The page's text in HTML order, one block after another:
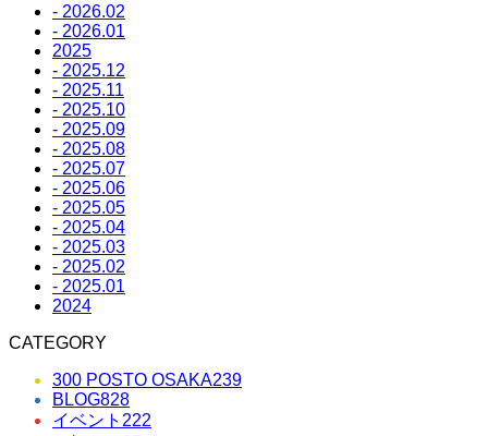
- 2026.02
- 2026.01
2025
- 2025.12
- 2025.11
- 2025.10
- 2025.09
- 2025.08
- 2025.07
- 2025.06
- 2025.05
- 2025.04
- 2025.03
- 2025.02
- 2025.01
2024
CATEGORY
300 POSTO OSAKA239
BLOG828
イベント 222